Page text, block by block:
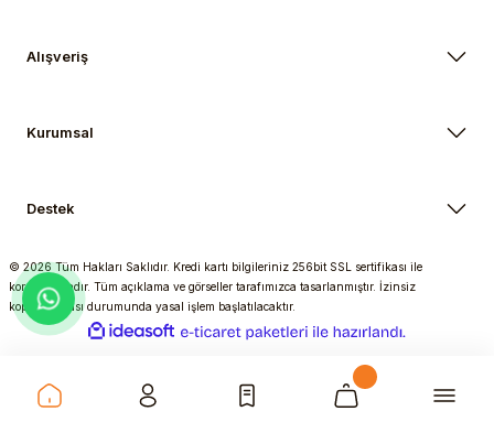
Alışveriş
Kurumsal
Destek
© 2026 Tüm Hakları Saklıdır. Kredi kartı bilgileriniz 256bit SSL sertifikası ile
korunmaktadır. Tüm açıklama ve görseller tarafımızca tasarlanmıştır. İzinsiz
kopyalanması durumunda yasal işlem başlatılacaktır.
ideasoft
e-